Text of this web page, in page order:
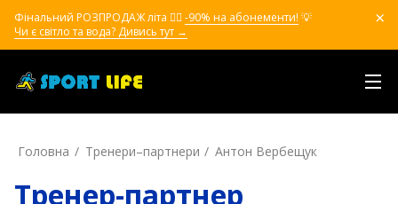
Фінальний РОЗПРОДАЖ літа ❤️‍🔥 -90% на абонементи! 💡
Чи є світло та вода? Дивись тут →
Головна Тренери–партнери Антон Вербещук
Тренер-партнер